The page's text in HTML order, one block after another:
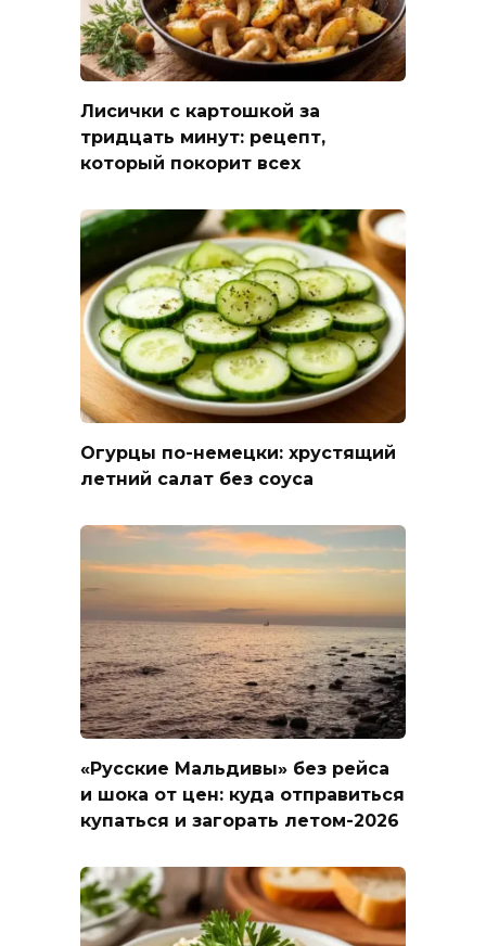
Лисички с картошкой за
тридцать минут: рецепт,
который покорит всех
Огурцы по-немецки: хрустящий
летний салат без соуса
«Русские Мальдивы» без рейса
и шока от цен: куда отправиться
купаться и загорать летом-2026